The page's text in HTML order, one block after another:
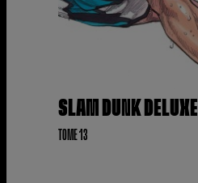
SLAM DUNK DELUXE
TOME 13